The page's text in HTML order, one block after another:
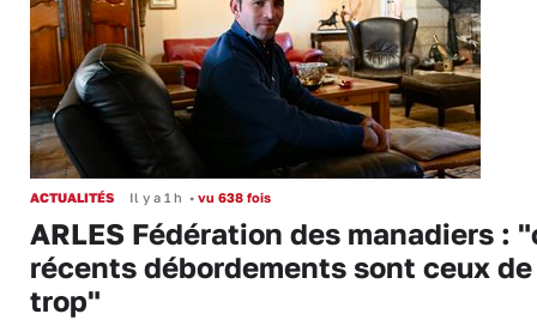
ACTUALITÉS Il y a 1 h • vu 638 fois
ARLES Fédération des manadiers :
récents débordements sont ceux de
trop"